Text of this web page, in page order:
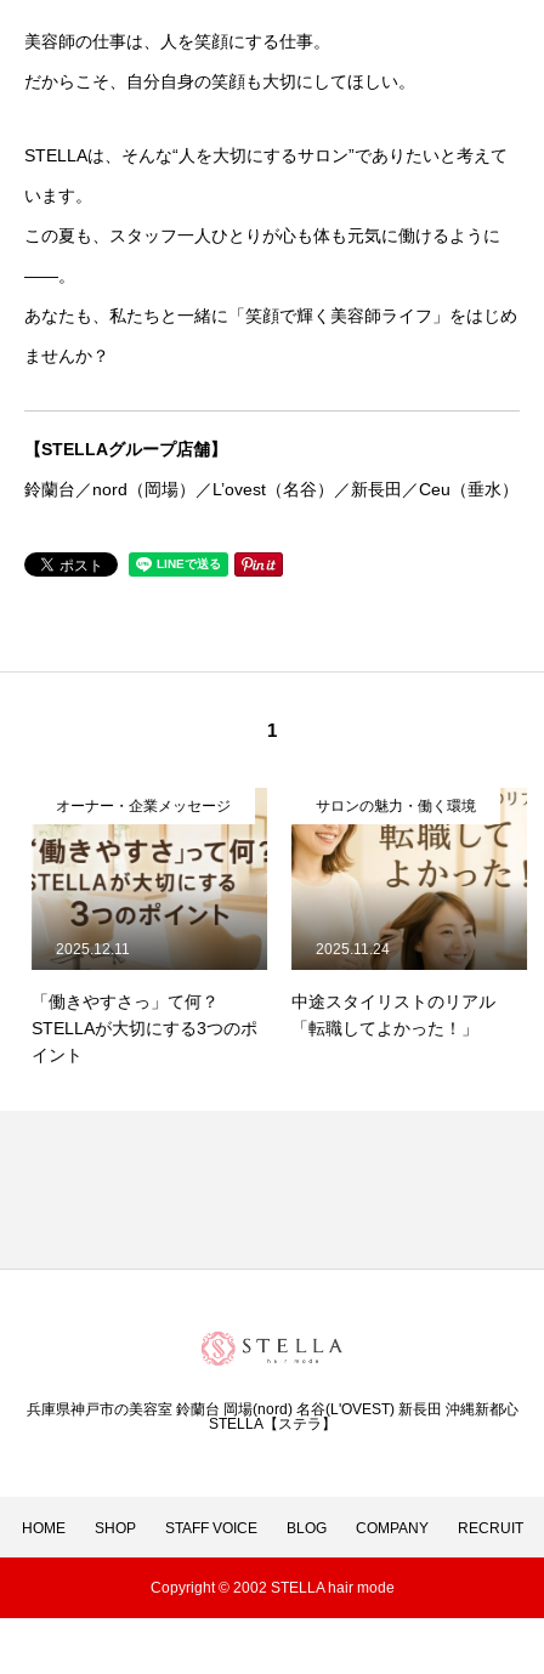
美容師の仕事は、人を笑顔にする仕事。
だからこそ、自分自身の笑顔も大切にしてほしい。
STELLAは、そんな“人を大切にするサロン”でありたいと考えて
います。
この夏も、スタッフ一人ひとりが心も体も元気に働けるように
——。
あなたも、私たちと一緒に「笑顔で輝く美容師ライフ」をはじめ
ませんか？
【STELLAグループ店舗】
鈴蘭台／nord（岡場）／L’ovest（名谷）／新長田／Ceu（垂水）
1
オーナー・企業メッセージ
「働きやすさっ」て何？
STELLAが大切にする3つのポ
イント
2025.12.11
サロンの魅力・働く環境
中途スタイリストのリアル
「転職してよかった！」
2025.11.24
兵庫県神戸市の美容室 鈴蘭台 岡場(nord) 名谷(L'OVEST) 新長田 沖縄新都心
STELLA【ステラ】
HOME SHOP STAFF VOICE BLOG COMPANY RECRUIT
Copyright © 2002 STELLA hair mode